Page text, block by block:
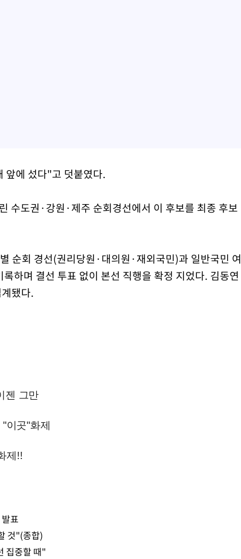
앞에 섰다"고 덧붙였다.
수도권·강원·제주 순회경선에서 이 후보를 최종 후보
순회 경선(권리당원·대의원·재외국민)과 일반국민 여
하며 결선 투표 없이 본선 직행을 확정 지었다. 김동연
됐다.
표
것"(종합)
집중할 때"